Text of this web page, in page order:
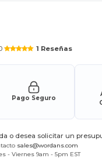
1 Reseñas
Pago Seguro
o desea solicitar un
sales@wordans.com
- Viernes 9am - 5pm EST